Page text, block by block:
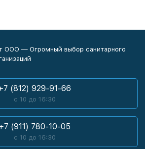
ООО — Огромный выбор санитарного
(812) 929-91-66
с 10 до 16:30
+7 (911) 780-10-05
с 10 до 16:30